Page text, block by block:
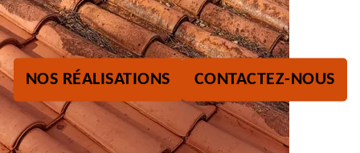
NOS RÉALISATIONS CONTACTEZ-NOUS